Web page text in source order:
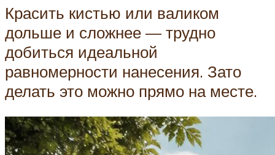
Красить кистью или валиком
дольше и сложнее — трудно
добиться идеальной
равномерности нанесения. Зато
делать это можно прямо на месте.